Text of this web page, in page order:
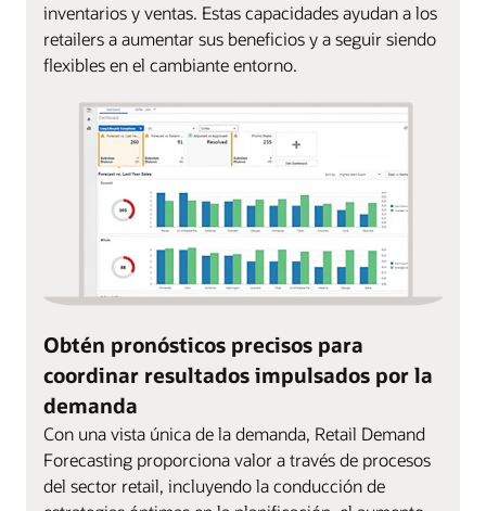
inventarios y ventas. Estas capacidades ayudan a los
retailers a aumentar sus beneficios y a seguir siendo
flexibles en el cambiante entorno.
Obtén pronósticos precisos para
coordinar resultados impulsados por la
demanda
Con una vista única de la demanda, Retail Demand
Forecasting proporciona valor a través de procesos
del sector retail, incluyendo la conducción de